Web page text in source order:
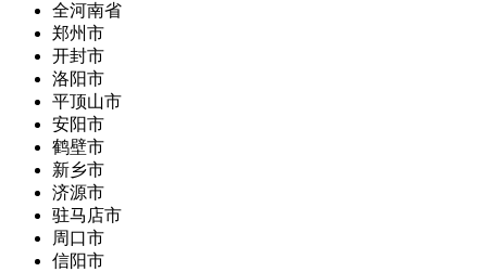
全河南省
郑州市
开封市
洛阳市
平顶山市
安阳市
鹤壁市
新乡市
济源市
驻马店市
周口市
信阳市